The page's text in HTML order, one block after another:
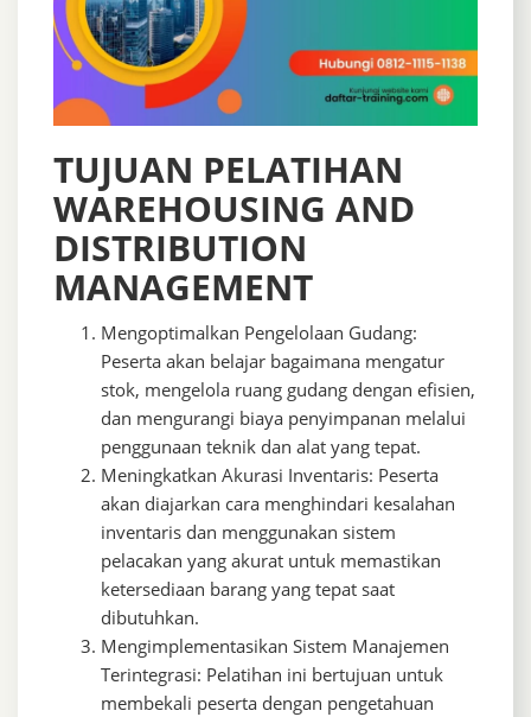
TUJUAN PELATIHAN
WAREHOUSING AND
DISTRIBUTION
MANAGEMENT
Mengoptimalkan Pengelolaan Gudang:
Peserta akan belajar bagaimana mengatur
stok, mengelola ruang gudang dengan efisien,
dan mengurangi biaya penyimpanan melalui
penggunaan teknik dan alat yang tepat.
Meningkatkan Akurasi Inventaris: Peserta
akan diajarkan cara menghindari kesalahan
inventaris dan menggunakan sistem
pelacakan yang akurat untuk memastikan
ketersediaan barang yang tepat saat
dibutuhkan.
Mengimplementasikan Sistem Manajemen
Terintegrasi: Pelatihan ini bertujuan untuk
membekali peserta dengan pengetahuan